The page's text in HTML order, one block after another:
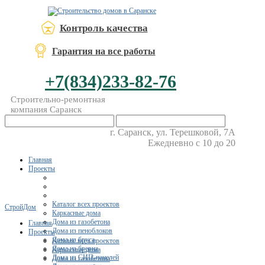
Контроль качества
Гарантия на все работы
+7(834)233-82-76
Строительно-ремонтная
компания Саранск
г. Саранск, ул. Терешковой, 7А
Ежедневно с 10 до 20
Главная
Проекты
Каталог всех проектов
Каркасные дома
Дома из газобетона
Дома из пеноблоков
Дома из бруса
Дома из бревна
Дома из СИП-панелей
СтройДом
Главная
Проекты
Каталог всех проектов
Каркасные дома
Дома из газобетона